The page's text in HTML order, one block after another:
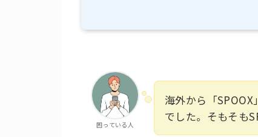
困っている人
海外から「
でした。そもそも